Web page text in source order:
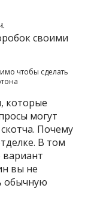
чтобы сделать
которые
могут
Почему
В том
вы не
обычную